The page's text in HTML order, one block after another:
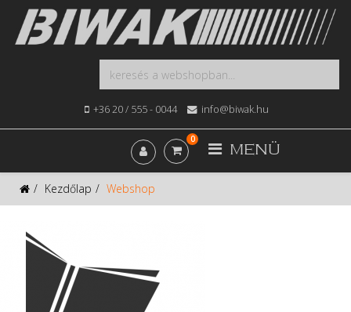
+36 20 / 555 - 0044 info@biwak.hu
MENÜ
0
Kezdőlap Webshop